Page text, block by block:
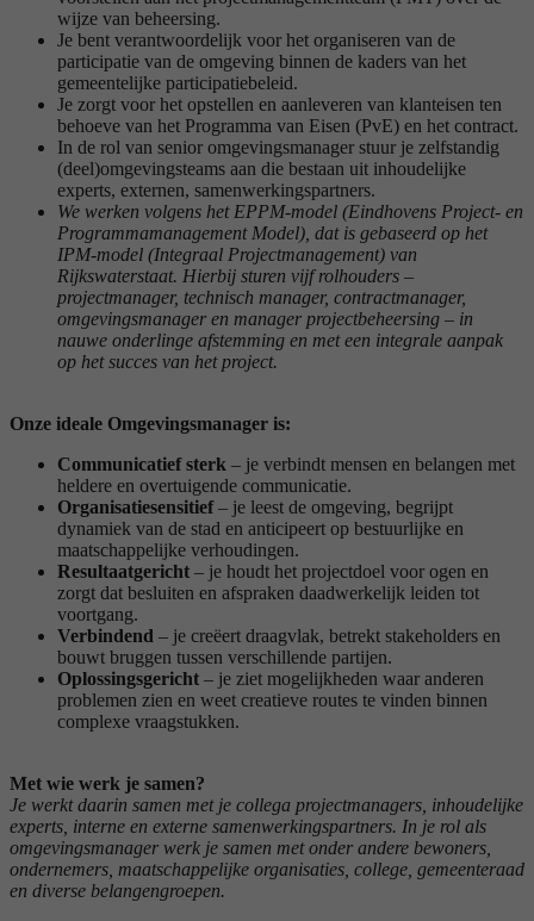
wijze van beheersing.
Je bent verantwoordelijk voor het organiseren van de
participatie van de omgeving binnen de kaders van het
gemeentelijke participatiebeleid.
Je zorgt voor het opstellen en aanleveren van klanteisen ten
behoeve van het Programma van Eisen (PvE) en het contract.
In de rol van senior omgevingsmanager stuur je zelfstandig
(deel)omgevingsteams aan die bestaan uit inhoudelijke
experts, externen, samenwerkingspartners.
We werken volgens het EPPM-model (Eindhovens Project- en
Programmamanagement Model), dat is gebaseerd op het
IPM-model (Integraal Projectmanagement) van
Rijkswaterstaat. Hierbij sturen vijf rolhouders –
projectmanager, technisch manager, contractmanager,
omgevingsmanager en manager projectbeheersing – in
nauwe onderlinge afstemming en met een integrale aanpak
op het succes van het project.
Onze ideale Omgevingsmanager is:
Communicatief sterk – je verbindt mensen en belangen met
heldere en overtuigende communicatie.
Organisatiesensitief– je leest de omgeving, begrijpt
dynamiek van de stad en anticipeert op bestuurlijke en
maatschappelijke verhoudingen.
Resultaatgericht – je houdt het projectdoel voor ogen en
zorgt dat besluiten en afspraken daadwerkelijk leiden tot
voortgang.
Verbindend – je creëert draagvlak, betrekt stakeholders en
bouwt bruggen tussen verschillende partijen.
Oplossingsgericht – je ziet mogelijkheden waar anderen
problemen zien en weet creatieve routes te vinden binnen
complexe vraagstukken.
Met wie werk je samen?
Je werkt daarin samen met je collega projectmanagers, inhoudelijke
experts, interne en externe samenwerkingspartners. In je rol als
omgevingsmanager werk je samen met onder andere bewoners,
ondernemers, maatschappelijke organisaties, college, gemeenteraad
en diverse belangengroepen.